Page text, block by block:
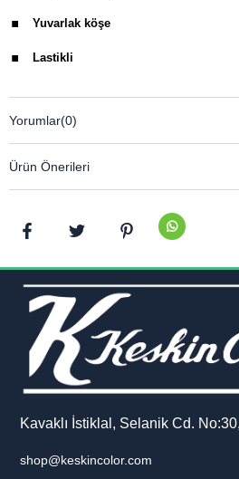
. Yuvarlak köşe
. Lastikli
Yorumlar(0)
Ürün Önerileri
Kavaklı İstiklal, Selanik Cd.
shop@keskincolor.com